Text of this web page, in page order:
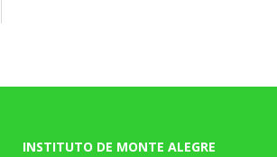
INSTITUTO DE MONTE ALEGRE